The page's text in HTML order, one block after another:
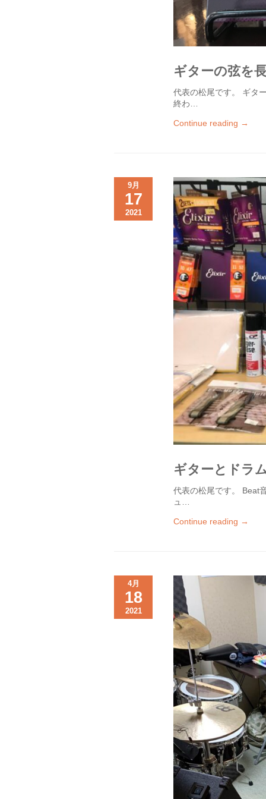
ギターの弦を
代表の松尾です。 ギタ
終わ…
Continue reading →
9月
17
2021
ギターとドラ
代表の松尾です。 Beat
ュ…
Continue reading →
4月
18
2021